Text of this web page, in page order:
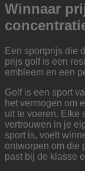
Winnaar
Een sportprijs die
prijs golf is een
embleem en een
Golf is een sport
het vermogen om
uit te voeren. Elke
vertrouwen in je
sport is, voelt
ontworpen om die
past bij de klasse